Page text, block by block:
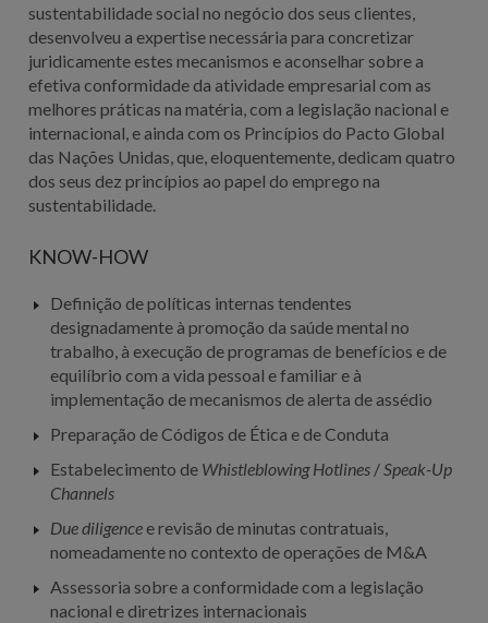
sustentabilidade social no negócio dos seus clientes,
desenvolveu a expertise necessária para concretizar
juridicamente estes mecanismos e aconselhar sobre a
efetiva conformidade da atividade empresarial com as
melhores práticas na matéria, com a legislação nacional e
internacional, e ainda com os Princípios do Pacto Global
das Nações Unidas, que, eloquentemente, dedicam quatro
dos seus dez princípios ao papel do emprego na
sustentabilidade.
KNOW-HOW
Definição de políticas internas tendentes
designadamente à promoção da saúde mental no
trabalho, à execução de programas de benefícios e de
equilíbrio com a vida pessoal e familiar e à
implementação de mecanismos de alerta de assédio
Preparação de Códigos de Ética e de Conduta
Estabelecimento de Whistleblowing Hotlines/ Speak-Up
Channels
Due diligencee revisão de minutas contratuais,
nomeadamente no contexto de operações de M&A
Assessoria sobre a conformidade com a legislação
nacional e diretrizes internacionais